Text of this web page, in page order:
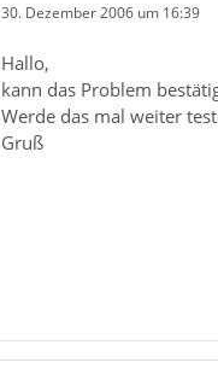
30. Dezember 2006 um 16:39
Hallo,
kann das Problem
Werde das mal weiter
Gruß